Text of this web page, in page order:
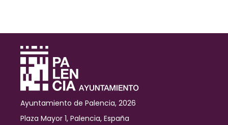
Ayuntamiento de Palencia, 2026
Plaza Mayor 1, Palencia, España